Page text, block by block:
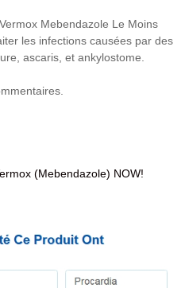
Mebendazole Le Moins
les infections causées par des
ascaris, et ankylostome.
(Mebendazole) NOW!